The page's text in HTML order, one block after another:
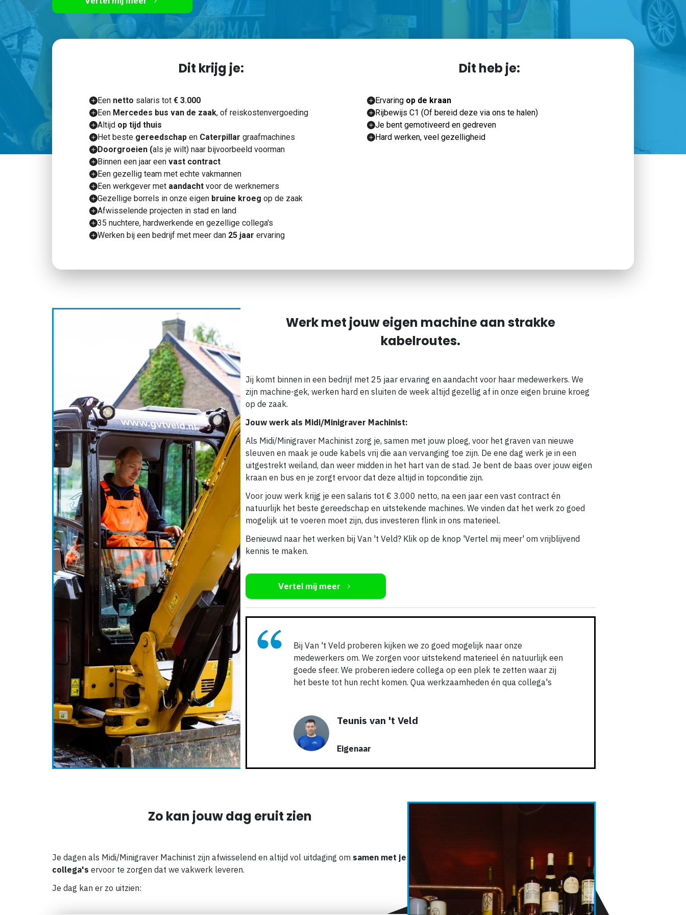
Dit krijg je:
Een netto salaris tot € 3.000
Een Mercedes bus van de zaak, of reiskostenvergoeding
Altijd op tijd thuis
Het beste gereedschap en Caterpillar graafmachines
Doorgroeien (als je wilt) naar bijvoorbeeld voorman
Binnen een jaar een vast contract
Een gezellig team met echte vakmannen
Een werkgever met aandacht voor de werknemers
Gezellige borrels in onze eigen bruine kroeg op de zaak
Afwisselende projecten in stad en land
35 nuchtere, hardwerkende en gezellige collega's
Werken bij een bedrijf met meer dan 25 jaar ervaring
Dit heb je:
Ervaring op de kraan
Rijbewijs C1 (Of bereid deze via ons te halen)
Je bent gemotiveerd en gedreven
Hard werken, veel gezelligheid
Werk met jouw eigen machine aan strakke
kabelroutes.
Jij komt binnen in een bedrijf met 25 jaar ervaring en aandacht voor haar medewerkers. We
zijn machine-gek, werken hard en sluiten de week altijd gezellig af in onze eigen bruine kroeg
op de zaak.
Jouw werk als Midi/Minigraver Machinist:
Als Midi/Minigraver Machinist zorg je, samen met jouw ploeg, voor het graven van nieuwe
sleuven en maak je oude kabels vrij die aan vervanging toe zijn. De ene dag werk je in een
uitgestrekt weiland, dan weer midden in het hart van de stad. Je bent de baas over jouw eigen
kraan en bus en je zorgt ervoor dat deze altijd in topconditie zijn.
Voor jouw werk krijg je een salaris tot € 3.000 netto, na een jaar een vast contract én
natuurlijk het beste gereedschap en uitstekende machines. We vinden dat het werk zo goed
mogelijk uit te voeren moet zijn, dus investeren flink in ons materieel.
Benieuwd naar het werken bij Van 't Veld? Klik op de knop 'Vertel mij meer' om vrijblijvend
kennis te maken.
Vertel mij meer
Bij Van 't Veld proberen kijken we zo goed mogelijk naar onze
medewerkers om. We zorgen voor uitstekend materieel én natuurlijk een
goede sfeer. We proberen iedere collega op een plek te zetten waar zij
het beste tot hun recht komen. Qua werkzaamheden én qua collega's
Teunis van 't Veld
Eigenaar
Zo kan jouw dag eruit zien
Je dagen als Midi/Minigraver Machinist zijn afwisselend en altijd vol uitdaging om samen met je
collega's ervoor te zorgen dat we vakwerk leveren.
Je dag kan er zo uitzien: